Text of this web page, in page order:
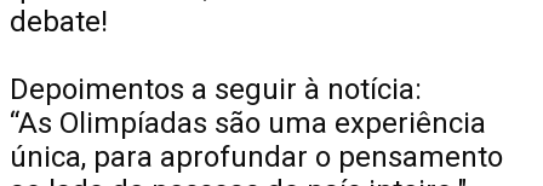
debate!
Depoimentos a seguir à notícia:
“As Olimpíadas são uma experiência
única, para aprofundar o pensamento